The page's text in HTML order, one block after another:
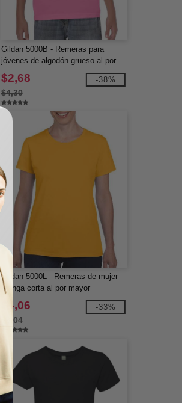
Gildan 5000B - Remeras para
jóvenes de algodón grueso al por
mayor
$2,68
$4,30
-38%
Gildan 5000L - Remeras de mujer
manga corta al por mayor
$4,06
$6,04
-33%